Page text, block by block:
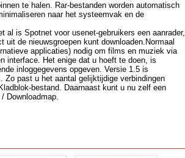
te halen. Rar-bestanden worden automatisch
naar het systeemvak en de
al is Spotnet voor usenet-gebruikers een aanrader,
de nieuwsgroepen kunt downloaden.Normaal
applicaties) nodig om films en muziek via
interface. Het enige dat u hoeft te doen, is
inloggegevens opgeven. Versie 1.5 is
Zo past u het aantal gelijktijdige verbindingen
bestand. Daarnaast kunt u nu zelf een
Downloadmap.